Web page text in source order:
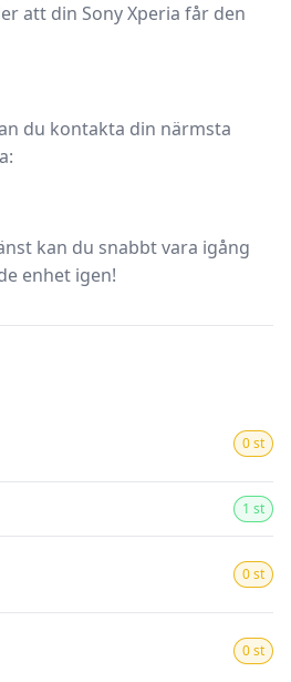
att din Sony Xperia får den
du kontakta din närmsta
kan du snabbt vara igång
enhet igen!
0 st
1 st
0 st
0 st